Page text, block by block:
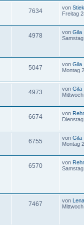
7634 von
Freitag
4978 von Gila
5047 von Gila
Montag
4973 von Gila
6674 von
6755 von Gila
Montag
6570 von
7467 von Lena